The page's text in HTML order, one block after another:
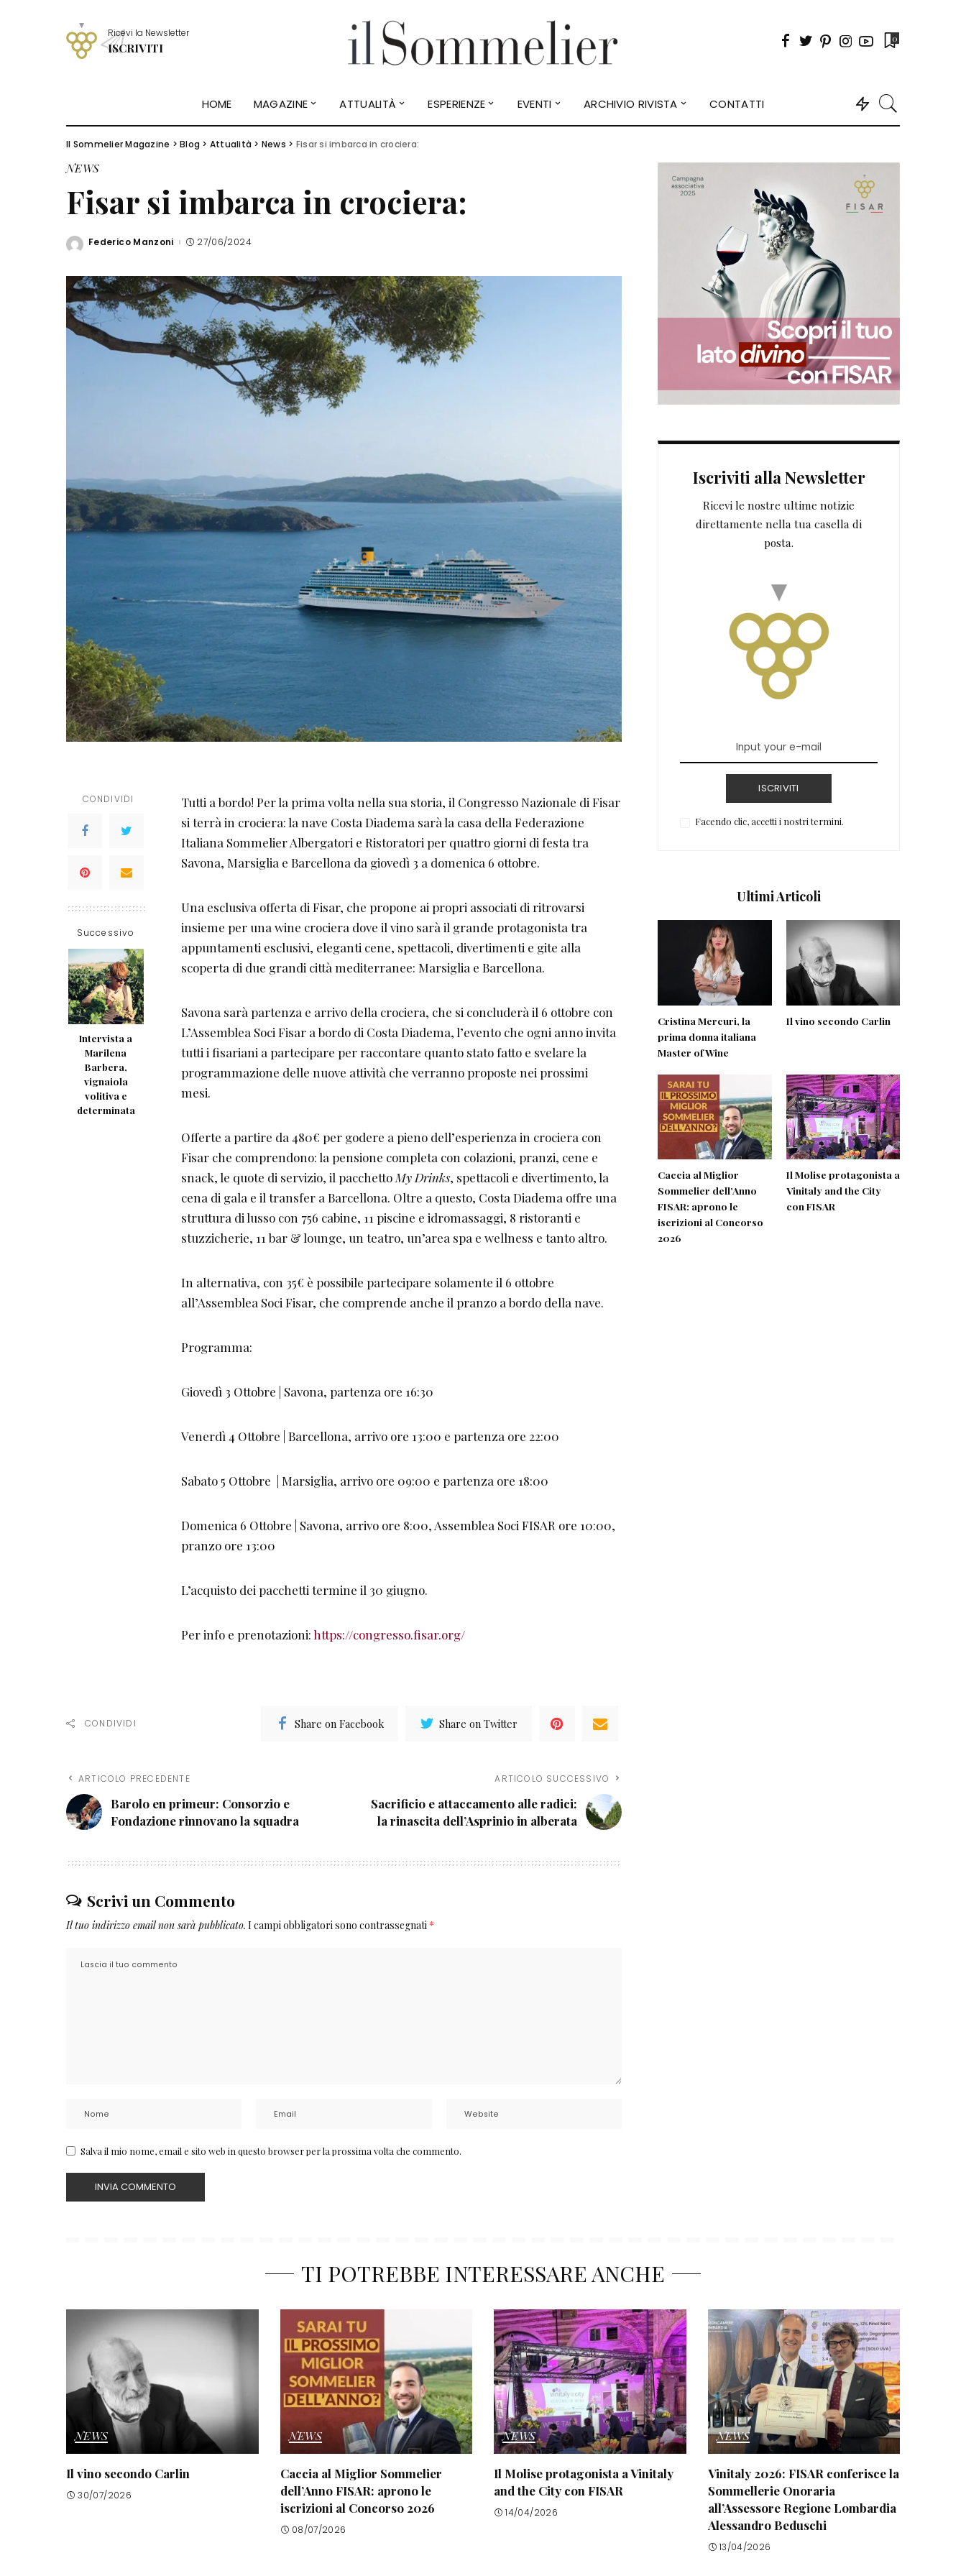
Ricevi la Newsletter
ISCRIVITI
0
HOME MAGAZINE ATTUALITÀ ESPERIENZE EVENTI ARCHIVIO RIVISTA CONTATTI
Il Sommelier Magazine >Blog > Attualità > News > Fisar si imbarca in crociera:
NEWS
Fisar si imbarca in crociera:
Posted
Federico Manzoni 27/06/2024
CONDIVIDI
Successivo
Intervista a
Marilena
Barbera,
vignaiola
volitiva e
determinata
Tutti a bordo! Per la prima volta nella sua storia, il Congresso Nazionale di Fisar
si terrà in crociera: la nave Costa Diadema sarà la casa della Federazione
Italiana Sommelier Albergatori e Ristoratori per quattro giorni di festa tra
Savona, Marsiglia e Barcellona da giovedì 3 a domenica 6 ottobre.
Una esclusiva offerta di Fisar, che propone ai propri associati di ritrovarsi
insieme per una wine crociera dove il vino sarà il grande protagonista tra
appuntamenti esclusivi, eleganti cene, spettacoli, divertimenti e gite alla
scoperta di due grandi città mediterranee: Marsiglia e Barcellona.
Savona sarà partenza e arrivo della crociera, che si concluderà il 6 ottobre con
L’Assemblea Soci Fisar a bordo di Costa Diadema, l’evento che ogni anno invita
tutti i fisariani a partecipare per raccontare quanto stato fatto e svelare la
programmazione delle nuove attività che verranno proposte nei prossimi
mesi.
Offerte a partire da 480€ per godere a pieno dell’esperienza in crociera con
Fisar che comprendono: la pensione completa con colazioni, pranzi, cene e
snack, le quote di servizio, il pacchetto My Drinks, spettacoli e divertimento, la
cena di gala e il transfer a Barcellona. Oltre a questo, Costa Diadema offre una
struttura di lusso con 756 cabine, 11 piscine e idromassaggi, 8 ristoranti e
stuzzicherie, 11 bar & lounge, un teatro, un’area spa e wellness e tanto altro.
In alternativa, con 35€ è possibile partecipare solamente il 6 ottobre
all’Assemblea Soci Fisar, che comprende anche il pranzo a bordo della nave.
Programma:
Giovedì 3 Ottobre | Savona, partenza ore 16:30
Venerdì 4 Ottobre | Barcellona, arrivo ore 13:00 e partenza ore 22:00
Sabato 5 Ottobre | Marsiglia, arrivo ore 09:00 e partenza ore 18:00
Domenica 6 Ottobre | Savona, arrivo ore 8:00, Assemblea Soci FISAR ore 10:00,
pranzo ore 13:00
L’acquisto dei pacchetti termine il 30 giugno.
Per info e prenotazioni:https://congresso.fisar.org/
CONDIVIDI Share on Facebook Share on Twitter
ARTICOLO PRECEDENTE
Barolo en primeur: Consorzio e
Fondazione rinnovano la squadra
ARTICOLO SUCCESSIVO
Sacrificio e attaccamento alle radici:
la rinascita dell’Asprinio in alberata
Scrivi un Commento
Il tuo indirizzo email non sarà pubblicato. I campi obbligatori sono contrassegnati *
Salva il mio nome, email e sito web in questo browser per la prossima volta che commento.
Iscriviti alla Newsletter
Ricevi le nostre ultime notizie
direttamente nella tua casella di
posta.
ISCRIVITI
Facendo clic, accetti i nostri termini.
Ultimi Articoli
Cristina Mercuri, la
prima donna italiana
Master of Wine
Il vino secondo Carlin
Caccia al Miglior
Sommelier dell’Anno
FISAR: aprono le
iscrizioni al Concorso
2026
Il Molise protagonista a
Vinitaly and the City
con FISAR
TI POTREBBE INTERESSARE ANCHE
NEWS
Il vino secondo Carlin
30/07/2026
NEWS
Caccia al Miglior Sommelier
dell’Anno FISAR: aprono le
iscrizioni al Concorso 2026
08/07/2026
NEWS
Il Molise protagonista a Vinitaly
and the City con FISAR
14/04/2026
NEWS
Vinitaly 2026: FISAR conferisce la
Sommellerie Onoraria
all’Assessore Regione Lombardia
Alessandro Beduschi
13/04/2026